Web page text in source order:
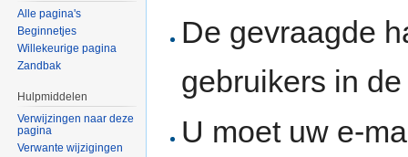
De gevraagde
gebruikers in
U moet uw e-
Alle pagina's
Beginnetjes
Willekeurige pagina
Zandbak
Hulpmiddelen
Verwijzingen naar deze
pagina
Verwante wijzigingen